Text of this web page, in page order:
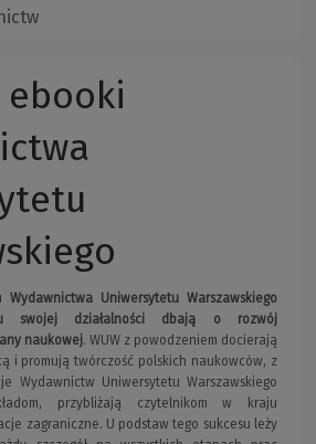
ebooki
Wydawnictwa Uniwersytetu Warszawskiego
swojej działalności dbają o rozwój
naukowej. WUW z powodzeniem docierają
i promują twórczość polskich naukowców, z
Wydawnictw Uniwersytetu Warszawskiego
przybliżają czytelnikom w kraju
zagraniczne. U podstaw tego sukcesu leży